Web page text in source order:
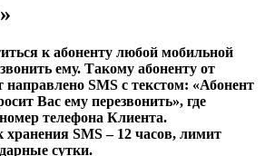
к абоненту любой мобильной
ему. Такому абоненту от
направлено SMS с текстом: «Абонент
Вас ему перезвонить», где
телефона Клиента.
SMS – 12 часов, лимит
сутки.